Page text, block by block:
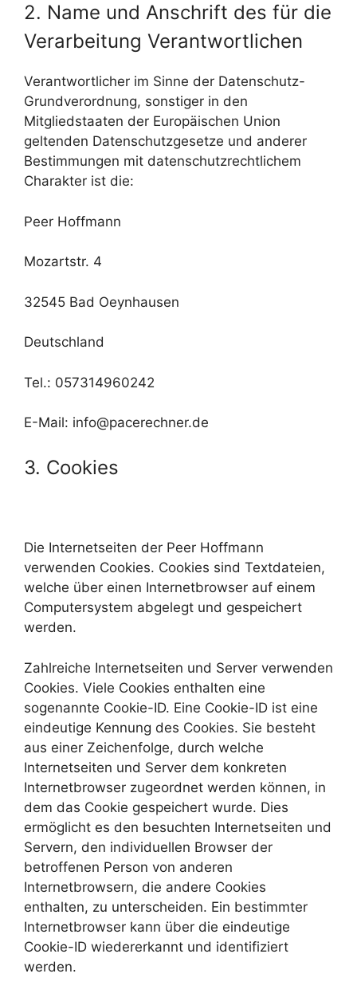
2. Name und Anschrift des für die
Verarbeitung Verantwortlichen
Verantwortlicher im Sinne der Datenschutz-
Grundverordnung, sonstiger in den
Mitgliedstaaten der Europäischen Union
geltenden Datenschutzgesetze und anderer
Bestimmungen mit datenschutzrechtlichem
Charakter ist die:
Peer Hoffmann
Mozartstr. 4
32545 Bad Oeynhausen
Deutschland
Tel.: 057314960242
E-Mail: info@pacerechner.de
3. Cookies
Die Internetseiten der Peer Hoffmann
verwenden Cookies. Cookies sind Textdateien,
welche über einen Internetbrowser auf einem
Computersystem abgelegt und gespeichert
werden.
Zahlreiche Internetseiten und Server verwenden
Cookies. Viele Cookies enthalten eine
sogenannte Cookie-ID. Eine Cookie-ID ist eine
eindeutige Kennung des Cookies. Sie besteht
aus einer Zeichenfolge, durch welche
Internetseiten und Server dem konkreten
Internetbrowser zugeordnet werden können, in
dem das Cookie gespeichert wurde. Dies
ermöglicht es den besuchten Internetseiten und
Servern, den individuellen Browser der
betroffenen Person von anderen
Internetbrowsern, die andere Cookies
enthalten, zu unterscheiden. Ein bestimmter
Internetbrowser kann über die eindeutige
Cookie-ID wiedererkannt und identifiziert
werden.